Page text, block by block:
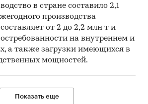
/ Фрукты
/ Растениеводство /
/ ... / Фрукты и ягоды /
в стране составило 2,1
производства
от 2 до 2,2 млн т и
на внутреннем и
а также загрузки имеющихся в
мощностей.
Показать еще